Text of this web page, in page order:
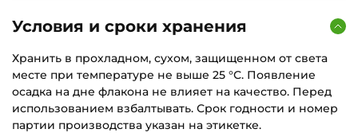
Условия и сроки хранения
Хранить в прохладном, сухом, защищенном от света
месте при температуре не выше 25 °С. Появление
осадка на дне флакона не влияет на качество. Перед
использованием взбалтывать. Срок годности и номер
партии производства указан на этикетке.